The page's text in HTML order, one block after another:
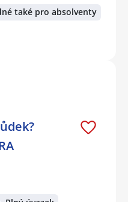
také pro absolventy